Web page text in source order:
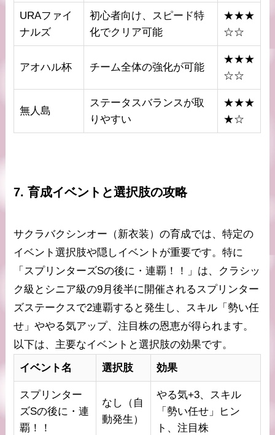
URAファイ
ナルズ
初心者向け、スピード特
化でクリア可能
★★★
☆☆
アオハル杯 チーム全体の強化が可能
★★★
☆☆
無人島
ステータスバランスが取
りやすい
★★★
★☆
7. 育成イベントと選択肢の攻略
サクラバクシンオー（新衣装）の育成では、特定の
イベント選択肢や隠しイベントが重要です。特に
「スプリンターズSの後に・連覇！！」は、クラシッ
ク級とシニア級の9月後半に開催されるスプリンター
ズステークスで2連覇すると発生し、スキル「勢い任
せ」ややる気アップ、注目株の恩恵が得られます。
以下は、主要なイベントと選択肢の効果です。
イベント名
選択肢 効果
スプリンター
ズSの後に・連
覇！！
なし（自
動発生）
やる気+3、スキル
「勢い任せ」ヒン
ト、注目株